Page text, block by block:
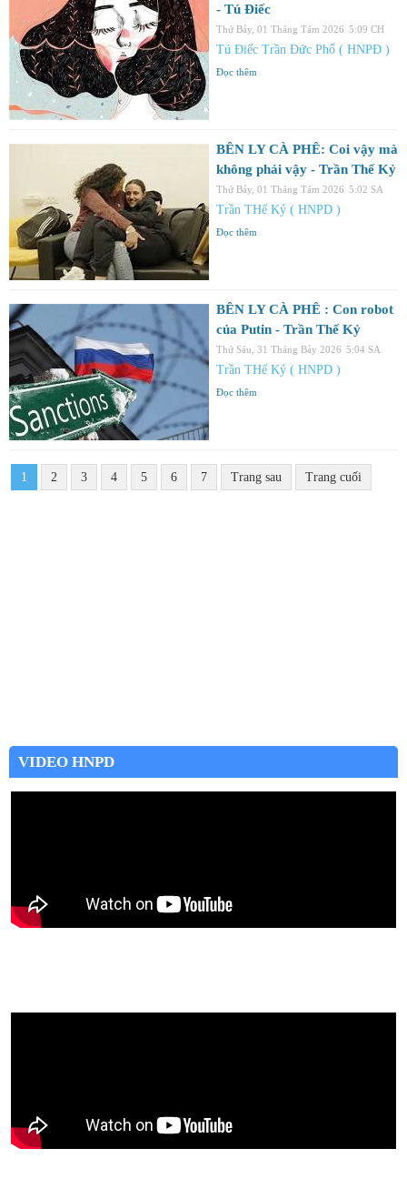
- Tú Điếc
Thứ Bảy, 01 Tháng Tám 2026 5:09 CH
Tú Điếc Trần Đức Phổ ( HNPĐ )
Đọc thêm
BÊN LY CÀ PHÊ: Coi vậy mà
không phải vậy - Trần Thế Kỷ
Thứ Bảy, 01 Tháng Tám 2026 5:02 SA
Trần THế Kỷ ( HNPD )
Đọc thêm
BÊN LY CÀ PHÊ : Con robot
của Putin - Trần Thế Kỷ
Thứ Sáu, 31 Tháng Bảy 2026 5:04 SA
Trần THế Kỷ ( HNPD )
Đọc thêm
1 2 3 4 5 6 7 Trang sau Trang cuối
VIDEO HNPD